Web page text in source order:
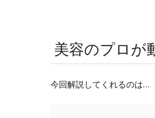
美容のプロが
今回解説してくれるのは…